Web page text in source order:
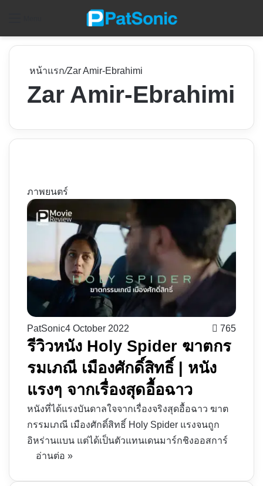
หน้าแรก/Zar Amir-Ebrahimi
Zar Amir-Ebrahimi
ภาพยนตร์
PatSonic4 October 2022 765
รีวิวหนัง Holy Spider ฆาตกร
รมเภณี เมืองศักดิ์สิทธิ์ | หนัง
แรงๆ จากเรื่องสุดอื้อฉาว
หนังที่ได้แรงบันดาลใจจากเรื่องจริงสุดอื้อฉาว ฆาต
กรรมเภณี เมืองศักดิ์สิทธิ์ Holy Spider แรงจนถูก
อิหร่านแบน แต่ได้เป็นตัวแทนเดนมาร์กชิงออสการ์
อ่านต่อ »